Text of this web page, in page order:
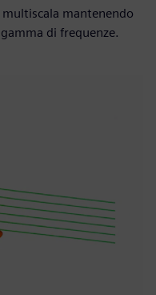
mantenendo
di frequenze.